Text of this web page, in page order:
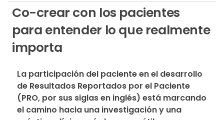
Co-crear con los pacientes
para entender lo que realmente
importa
La participación del paciente en el desarrollo
de Resultados Reportados por el Paciente
(PRO, por sus siglas en inglés) está marcando
el camino hacia una investigación y una